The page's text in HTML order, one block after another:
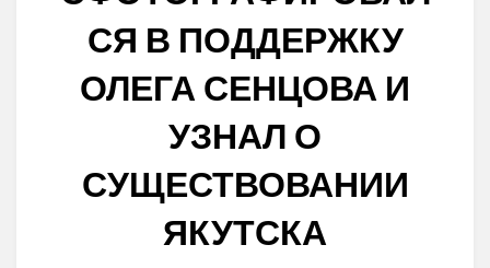
СЯ В ПОДДЕРЖКУ
ОЛЕГА СЕНЦОВА И
УЗНАЛ О
СУЩЕСТВОВАНИИ
ЯКУТСКА